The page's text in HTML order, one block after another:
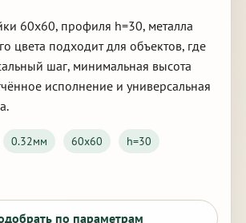
60х60, профиля h=30, металла
цвета подходит для объектов, где
шаг, минимальная высота
исполнение и универсальная
0.32мм 60х60
h=30
по параметрам